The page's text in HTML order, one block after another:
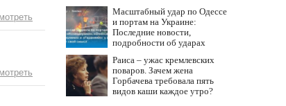
Масштабный удар по Одессе
и портам на Украине:
Последние новости,
подробности об ударах
Раиса – ужас кремлевских
поваров. Зачем жена
Горбачева требовала пять
видов каши каждое утро?